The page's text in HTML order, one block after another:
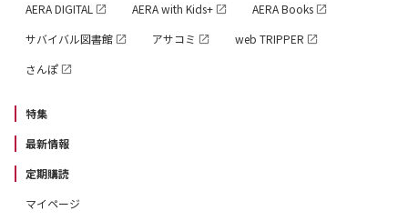
AERA DIGITAL
AERA with Kids+
AERA Books
サバイバル図書館
アサコミ
web TRIPPER
さんぽ
特集
最新情報
定期購読
マイページ